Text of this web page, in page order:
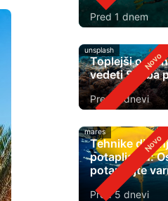
Pred 1 dnem
unsplash
Toplejši
vedeti Scuba
Pred 3 dnevi
mares
Tehnike
potapljanju:
potapljajte
Pred 5 dnevi